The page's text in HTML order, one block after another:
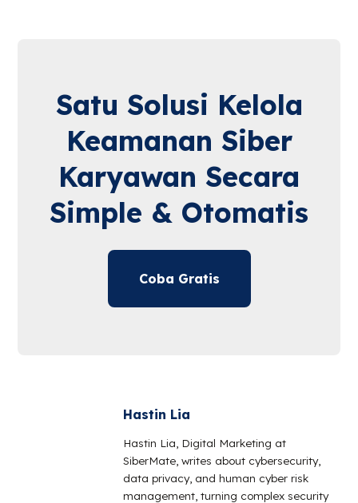
Satu Solusi Kelola
Keamanan Siber
Karyawan Secara
Simple & Otomatis
Coba Gratis
Hastin Lia
Hastin Lia, Digital Marketing at
SiberMate, writes about cybersecurity,
data privacy, and human cyber risk
management, turning complex security